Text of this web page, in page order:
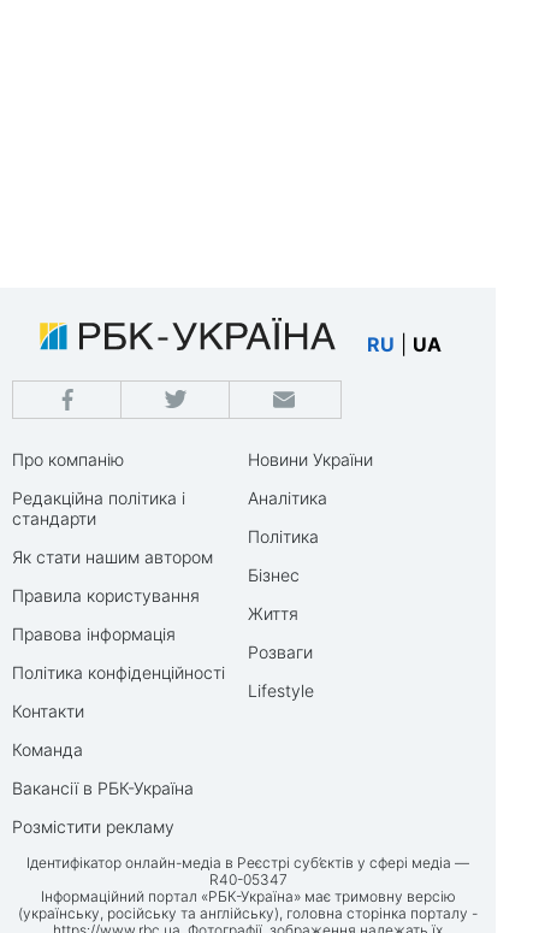
RU UA
Про компанію
Редакційна політика і
стандарти
Як стати нашим автором
Правила користування
Правова інформація
Політика конфіденційності
Контакти
Команда
Вакансії в РБК-Україна
Розмістити рекламу
Новини України
Аналітика
Політика
Бізнес
Життя
Розваги
Lifestyle
Ідентифікатор онлайн-медіа в Реєстрі суб’єктів у сфері медіа —
R40-05347
Інформаційний портал «РБК-Україна» має тримовну версію
(українську, російську та англійську), головна сторінка порталу -